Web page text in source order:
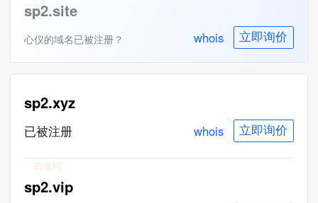
sp2.site
心仪的域名已被注册？ whois 立即询价
sp2.xyz
已被注册 whois 立即询价
白金词
sp2.vip